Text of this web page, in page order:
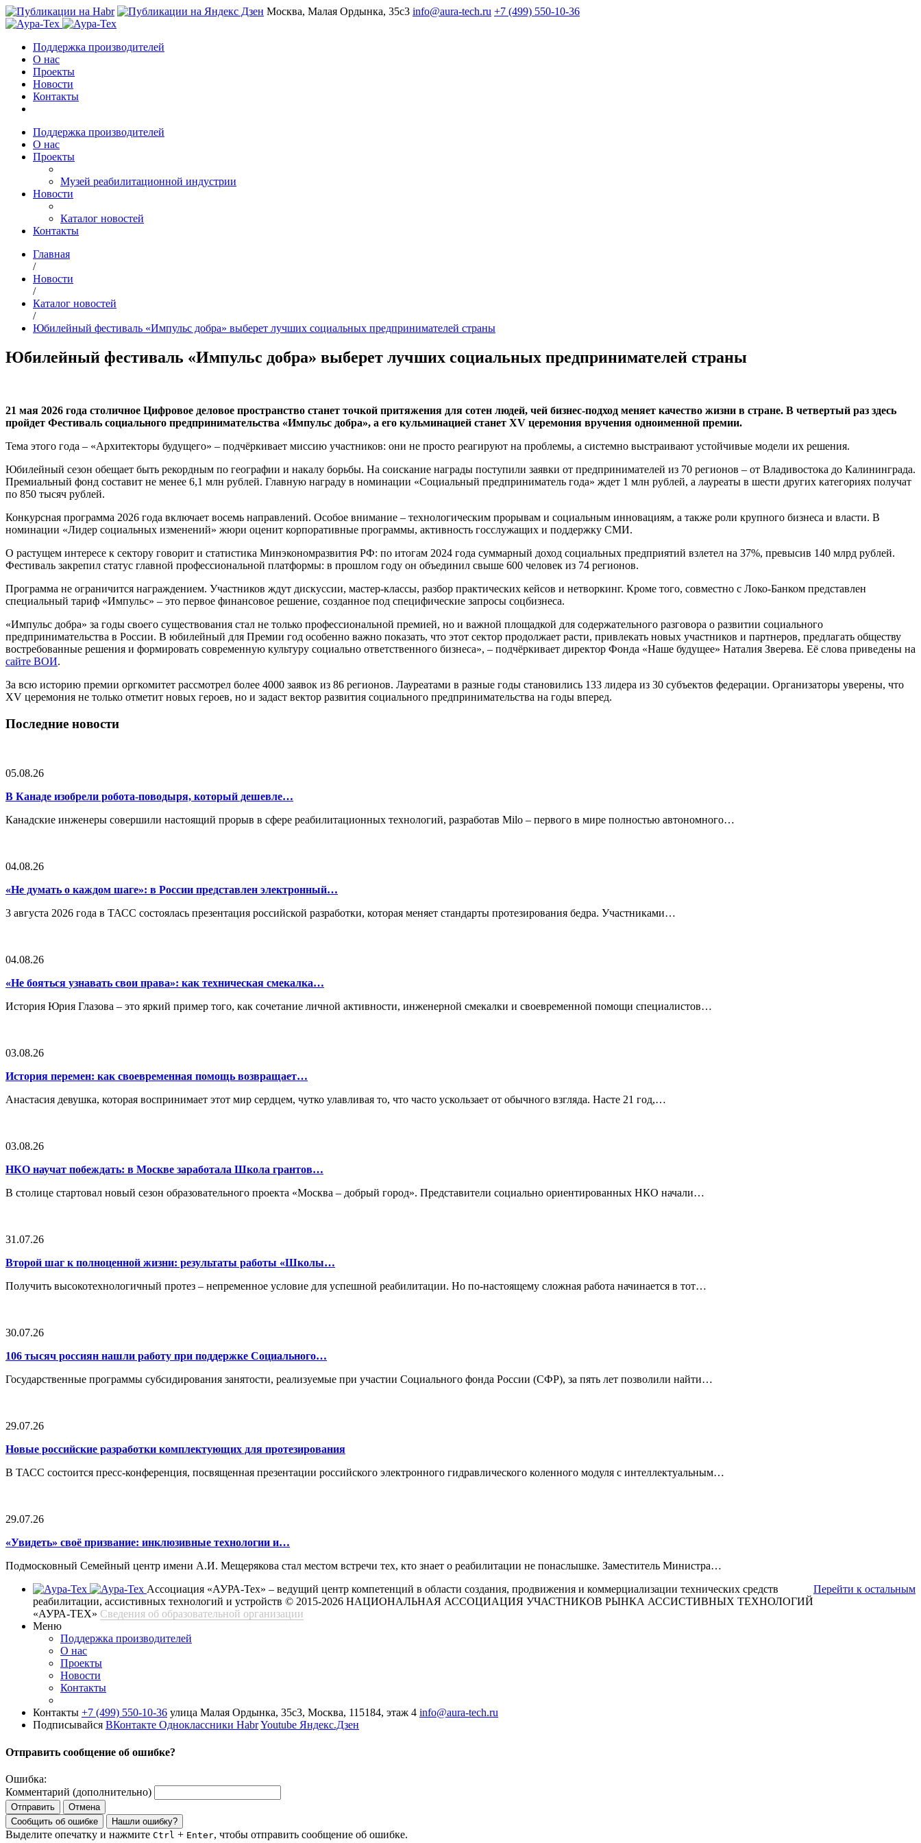
Москва, Малая Ордынка, 35с3 info@aura-tech.ru +7 (499) 550-10-36
Поддержка производителей
О нас
Проекты
Новости
Контакты
Поддержка производителей
О нас
Проекты
Музей реабилитационной индустрии
Новости
Каталог новостей
Контакты
Главная
/
Новости
/
Каталог новостей
/
Юбилейный фестиваль «Импульс добра» выберет лучших социальных предпринимателей страны
Юбилейный фестиваль «Импульс добра» выберет лучших социальных предпринимателей страны
21 мая 2026 года столичное Цифровое деловое пространство станет точкой притяжения для сотен людей, чей бизнес-подход меняет качество жизни в стране. В четвертый раз здесь
пройдет Фестиваль социального предпринимательства «Импульс добра», а его кульминацией станет XV церемония вручения одноименной премии.
Тема этого года – «Архитекторы будущего» – подчёркивает миссию участников: они не просто реагируют на проблемы, а системно выстраивают устойчивые модели их решения.
Юбилейный сезон обещает быть рекордным по географии и накалу борьбы. На соискание награды поступили заявки от предпринимателей из 70 регионов – от Владивостока до Калининграда.
Премиальный фонд составит не менее 6,1 млн рублей. Главную награду в номинации «Социальный предприниматель года» ждет 1 млн рублей, а лауреаты в шести других категориях получат
по 850 тысяч рублей.
Конкурсная программа 2026 года включает восемь направлений. Особое внимание – технологическим прорывам и социальным инновациям, а также роли крупного бизнеса и власти. В
номинации «Лидер социальных изменений» жюри оценит корпоративные программы, активность госслужащих и поддержку СМИ.
О растущем интересе к сектору говорит и статистика Минэкономразвития РФ: по итогам 2024 года суммарный доход социальных предприятий взлетел на 37%, превысив 140 млрд рублей.
Фестиваль закрепил статус главной профессиональной платформы: в прошлом году он объединил свыше 600 человек из 74 регионов.
Программа не ограничится награждением. Участников ждут дискуссии, мастер-классы, разбор практических кейсов и нетворкинг. Кроме того, совместно с Локо-Банком представлен
специальный тариф «Импульс» – это первое финансовое решение, созданное под специфические запросы соцбизнеса.
«Импульс добра» за годы своего существования стал не только профессиональной премией, но и важной площадкой для содержательного разговора о развитии социального
предпринимательства в России. В юбилейный для Премии год особенно важно показать, что этот сектор продолжает расти, привлекать новых участников и партнеров, предлагать обществу
востребованные решения и формировать современную культуру социально ответственного бизнеса», – подчёркивает директор Фонда «Наше будущее» Наталия Зверева. Её слова приведены на
сайте ВОИ.
За всю историю премии оргкомитет рассмотрел более 4000 заявок из 86 регионов. Лауреатами в разные годы становились 133 лидера из 30 субъектов федерации. Организаторы уверены, что
XV церемония не только отметит новых героев, но и задаст вектор развития социального предпринимательства на годы вперед.
Последние новости
05.08.26
В Канаде изобрели робота-поводыря, который дешевле…
Канадские инженеры совершили настоящий прорыв в сфере реабилитационных технологий, разработав Milo – первого в мире полностью автономного…
04.08.26
«Не думать о каждом шаге»: в России представлен электронный…
3 августа 2026 года в ТАСС состоялась презентация российской разработки, которая меняет стандарты протезирования бедра. Участниками…
04.08.26
«Не бояться узнавать свои права»: как техническая смекалка…
История Юрия Глазова – это яркий пример того, как сочетание личной активности, инженерной смекалки и своевременной помощи специалистов…
03.08.26
История перемен: как своевременная помощь возвращает…
Анастасия девушка, которая воспринимает этот мир сердцем, чутко улавливая то, что часто ускользает от обычного взгляда. Насте 21 год,…
03.08.26
НКО научат побеждать: в Москве заработала Школа грантов…
В столице стартовал новый сезон образовательного проекта «Москва – добрый город». Представители социально ориентированных НКО начали…
31.07.26
Второй шаг к полноценной жизни: результаты работы «Школы…
Получить высокотехнологичный протез – непременное условие для успешной реабилитации. Но по-настоящему сложная работа начинается в тот…
30.07.26
106 тысяч россиян нашли работу при поддержке Социального…
Государственные программы субсидирования занятости, реализуемые при участии Социального фонда России (СФР), за пять лет позволили найти…
29.07.26
Новые российские разработки комплектующих для протезирования
В ТАСС состоится пресс-конференция, посвященная презентации российского электронного гидравлического коленного модуля с интеллектуальным…
29.07.26
«Увидеть» своё призвание: инклюзивные технологии и…
Подмосковный Семейный центр имени А.И. Мещерякова стал местом встречи тех, кто знает о реабилитации не понаслышке. Заместитель Министра…
Перейти к остальным
Ассоциация «АУРА-Тех» – ведущий центр компетенций в области создания, продвижения и коммерциализации технических средств
реабилитации, ассистивных технологий и устройств © 2015-2026 НАЦИОНАЛЬНАЯ АССОЦИАЦИЯ УЧАСТНИКОВ РЫНКА АССИСТИВНЫХ ТЕХНОЛОГИЙ
«АУРА-ТЕХ» Сведения об образовательной организации
Меню
Поддержка производителей
О нас
Проекты
Новости
Контакты
Контакты +7 (499) 550-10-36 улица Малая Ордынка, 35с3, Москва, 115184, этаж 4 info@aura-tech.ru
Подписывайся ВКонтакте Одноклассники HabrYoutube Яндекс.Дзен
Отправить сообщение об ошибке?
Ошибка:
Комментарий (дополнительно)
Отправить
Отмена
Сообщить об ошибке
Нашли ошибку?
Выделите опечатку и нажмите Ctrl + Enter, чтобы отправить сообщение об ошибке.